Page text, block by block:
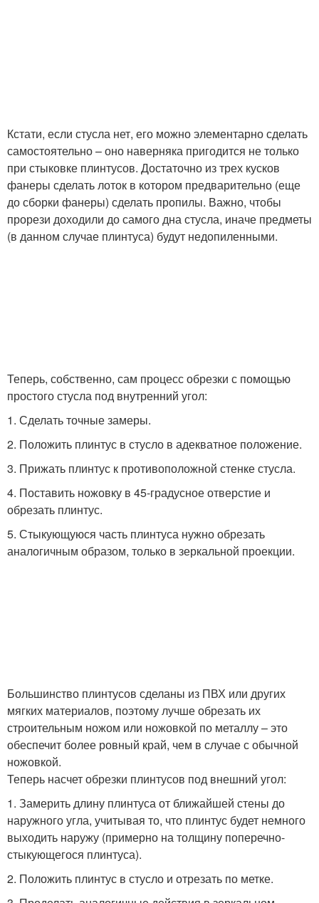
Кстати, если стусла нет, его можно элементарно сделать
самостоятельно – оно наверняка пригодится не только
при стыковке плинтусов. Достаточно из трех кусков
фанеры сделать лоток в котором предварительно (еще
до сборки фанеры) сделать пропилы. Важно, чтобы
прорези доходили до самого дна стусла, иначе предметы
(в данном случае плинтуса) будут недопиленными.
Теперь, собственно, сам процесс обрезки с помощью
простого стусла под внутренний угол:
1. Сделать точные замеры.
2. Положить плинтус в стусло в адекватное положение.
3. Прижать плинтус к противоположной стенке стусла.
4. Поставить ножовку в 45-градусное отверстие и
обрезать плинтус.
5. Стыкующуюся часть плинтуса нужно обрезать
аналогичным образом, только в зеркальной проекции.
Большинство плинтусов сделаны из ПВХ или других
мягких материалов, поэтому лучше обрезать их
строительным ножом или ножовкой по металлу – это
обеспечит более ровный край, чем в случае с обычной
ножовкой.
Теперь насчет обрезки плинтусов под внешний угол:
1. Замерить длину плинтуса от ближайшей стены до
наружного угла, учитывая то, что плинтус будет немного
выходить наружу (примерно на толщину поперечно-
стыкующегося плинтуса).
2. Положить плинтус в стусло и отрезать по метке.